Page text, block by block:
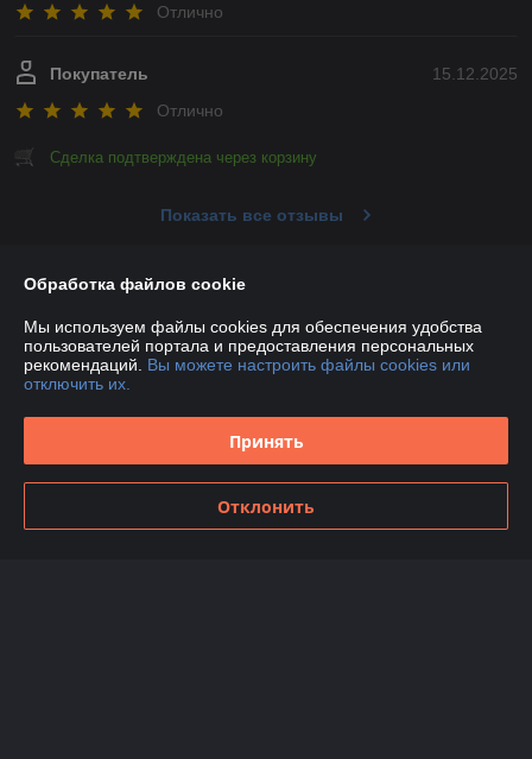
Отлично
15.12.2025
Покупатель
Отлично
Сделка подтверждена через корзину
Показать все отзывы
О нас
Контакты
График работы
Обработка файлов cookie
Мы используем файлы cookies для обеспечения удобства
пользователей портала и предоставления персональных
рекомендаций. Вы можете настроить файлы cookies или
отключить их.
Принять
Отклонить